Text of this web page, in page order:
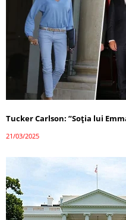
Tucker Carlson: ”Soția lui
21/03/2025